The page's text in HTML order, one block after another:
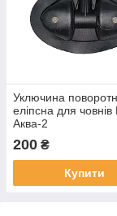
Уключина
еліпсна для
Аква-2
200 ₴
Купити